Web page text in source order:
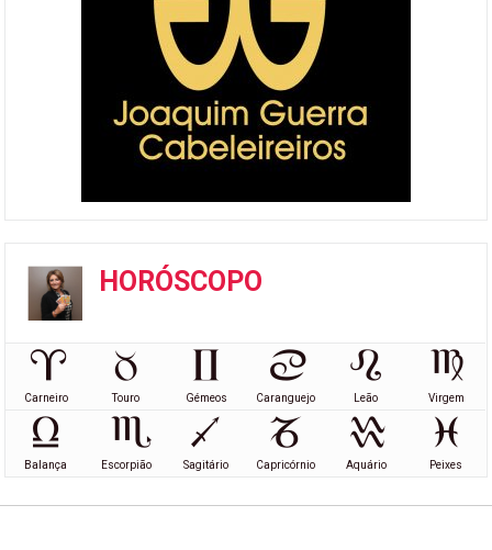
HORÓSCOPO
Carneiro Touro Gémeos Caranguejo Leão Virgem
Balança Escorpião Sagitário Capricórnio Aquário Peixes